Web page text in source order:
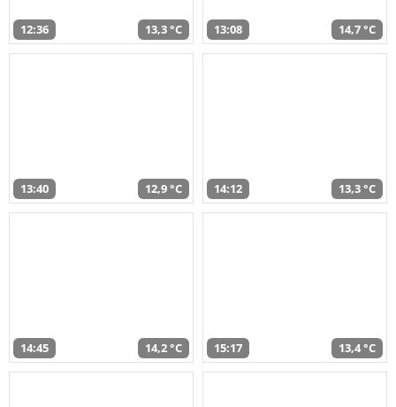
12:36 13,3 °C 13:08 14,7 °C
13:40 12,9 °C 14:12 13,3 °C
14:45 14,2 °C 15:17 13,4 °C